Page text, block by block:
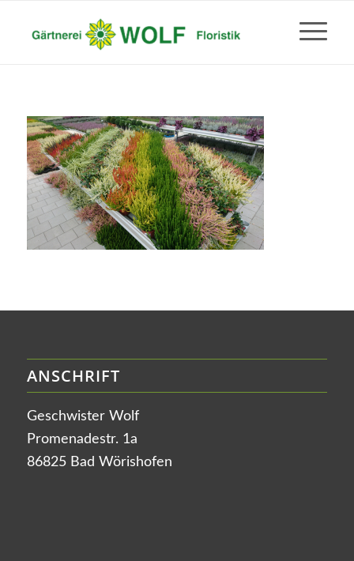
ANSCHRIFT
Geschwister Wolf
Promenadestr. 1a
86825 Bad Wörishofen